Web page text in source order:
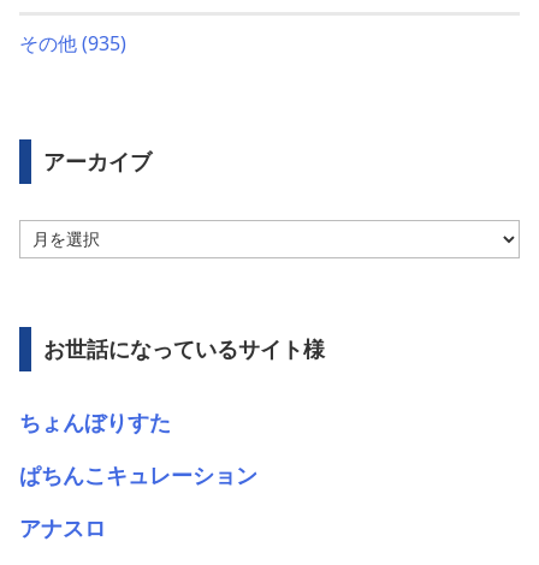
その他(935)
アーカイブ
ー
ブ
お世話になっているサイト様
ちょんぼりすた
ぱちんこキュレーション
アナスロ